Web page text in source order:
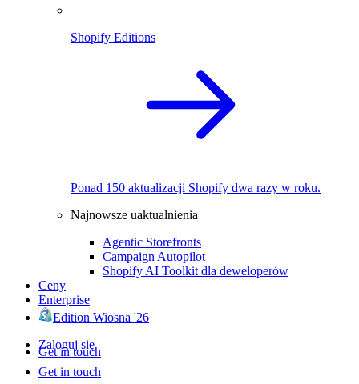
Shopify Editions
Ponad 150 aktualizacji Shopify dwa razy w roku.
Najnowsze uaktualnienia
Agentic Storefronts
Campaign Autopilot
Shopify AI Toolkit dla deweloperów
Ceny
Enterprise
Edition Wiosna '26
Zaloguj się
Get in touch
Get in touch